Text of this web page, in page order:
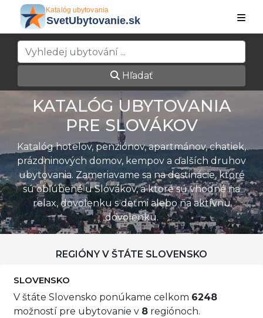
Hľadať
KATALÓG UBYTOVANIA
PRE SLOVÁKOV
Katalóg hotelov, penziónov, apartmánov, chatiek,
prázdninových domov, kempov a ďalších druhov
ubytovania. Zameriavame sa na destinácie, ktoré
sú obľúbené u Slovákov, a ktoré sú vhodné na
relax, dovolenku s deťmi alebo na aktívnu
dovolenku.
REGIÓNY V ŠTÁTE SLOVENSKO
SLOVENSKO
V štáte Slovensko ponúkame celkom 6248
možností pre ubytovanie v 8 regiónoch.